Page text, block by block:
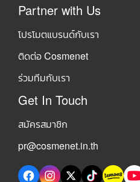
Partner with Us
โปรโมตแบรนด์กับเรา
ติดต่อ Cosmenet
ร่วมทีมกับเรา
Get In Touch
สมัครสมาชิก
pr@cosmenet.in.th